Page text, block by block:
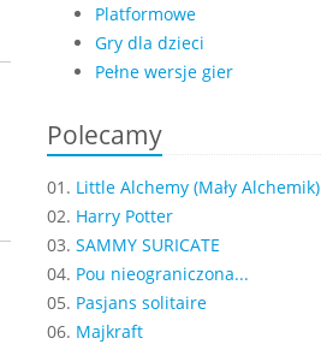
Platformowe
Gry dla dzieci
Pełne wersje gier
Polecamy
01. Little Alchemy (Mały Alchemik)
02. Harry Potter
03. SAMMY SURICATE
04. Pou nieograniczona...
05. Pasjans solitaire
06. Majkraft